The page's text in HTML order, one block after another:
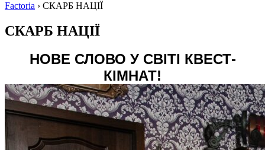
Factoria › СКАРБ НАЦІЇ
СКАРБ НАЦІЇ
НОВЕ СЛОВО У СВІТІ КВЕСТ-
КІМНАТ!